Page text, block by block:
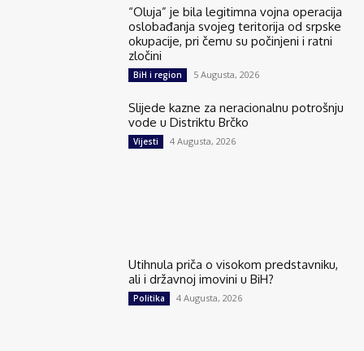
“Oluja” je bila legitimna vojna operacija
oslobađanja svojeg teritorija od srpske
okupacije, pri čemu su počinjeni i ratni
zločini
BiH i region 5 Augusta, 2026
Slijede kazne za neracionalnu potrošnju
vode u Distriktu Brčko
Vijesti 4 Augusta, 2026
Utihnula priča o visokom predstavniku,
ali i državnoj imovini u BiH?
Politika 4 Augusta, 2026